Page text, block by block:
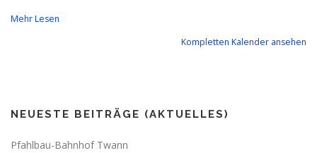
Mehr Lesen
Kompletten Kalender ansehen
NEUESTE BEITRÄGE (AKTUELLES)
Pfahlbau-Bahnhof Twann